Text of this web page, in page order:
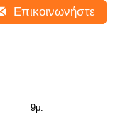
Επικοινωνήστε
9μ.